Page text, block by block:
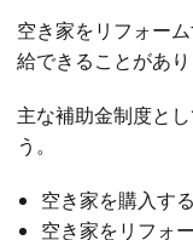
空き家をリフォー
給できることがあり
主な補助金制度と
う。
空き家を購入す
空き家をリフォ